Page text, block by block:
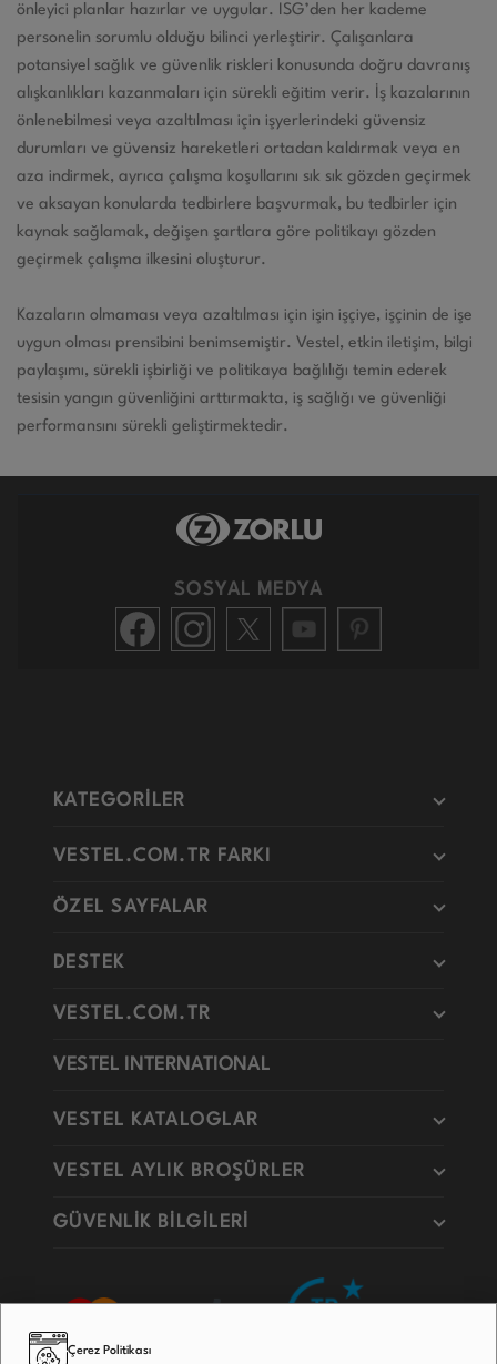
önleyici planlar hazırlar ve uygular. ISG’den her kademe
personelin sorumlu olduğu bilinci yerleştirir. Çalışanlara
potansiyel sağlık ve güvenlik riskleri konusunda doğru davranış
alışkanlıkları kazanmaları için sürekli eğitim verir. İş kazalarının
önlenebilmesi veya azaltılması için işyerlerindeki güvensiz
durumları ve güvensiz hareketleri ortadan kaldırmak veya en
aza indirmek, ayrıca çalışma koşullarını sık sık gözden geçirmek
ve aksayan konularda tedbirlere başvurmak, bu tedbirler için
kaynak sağlamak, değişen şartlara göre politikayı gözden
geçirmek çalışma ilkesini oluşturur.
Kazaların olmaması veya azaltılması için işin işçiye, işçinin de işe
uygun olması prensibini benimsemiştir. Vestel, etkin iletişim, bilgi
paylaşımı, sürekli işbirliği ve politikaya bağlılığı temin ederek
tesisin yangın güvenliğini arttırmakta, iş sağlığı ve güvenliği
performansını sürekli geliştirmektedir.
SOSYAL MEDYA
KATEGORİLER
VESTEL.COM.TR FARKI
ÖZEL SAYFALAR
DESTEK
VESTEL.COM.TR
VESTEL INTERNATIONAL
VESTEL KATALOGLAR
VESTEL AYLIK BROŞÜRLER
GÜVENLİK BİLGİLERİ
Çerez Politikası